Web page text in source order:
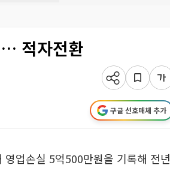
적자전환
구글 선호매체 추가
업손실 5억500만원을 기록해 전년